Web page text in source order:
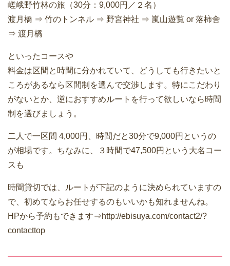
嵯峨野竹林の旅（30分：9,000円／２名）
渡月橋 ⇒ 竹のトンネル ⇒ 野宮神社 ⇒ 嵐山遊覧 or 落柿舎
⇒ 渡月橋
といったコースや
料金は区間と時間に分かれていて、どうしても行きたいと
ころがあるなら区間制を選んで交渉します。特にこだわり
がないとか、逆におすすめルートを行って欲しいなら時間
制を選びましょう。
二人で一区間 4,000円、時間だと30分で9,000円というの
が相場です。ちなみに、３時間で47,500円という大名コー
スも
時間貸切では、ルートが下記のように決められていますの
で、初めてならお任せするのもいいかも知れませんね。
HPから予約もできます⇒http://ebisuya.com/contact2/?
contacttop